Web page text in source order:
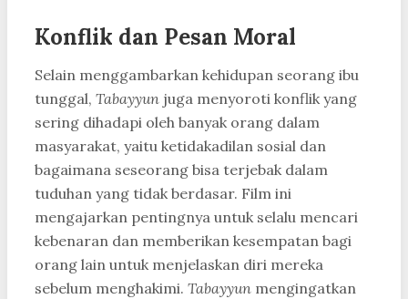
Konflik dan Pesan Moral
Selain menggambarkan kehidupan seorang ibu
tunggal, Tabayyun juga menyoroti konflik yang
sering dihadapi oleh banyak orang dalam
masyarakat, yaitu ketidakadilan sosial dan
bagaimana seseorang bisa terjebak dalam
tuduhan yang tidak berdasar. Film ini
mengajarkan pentingnya untuk selalu mencari
kebenaran dan memberikan kesempatan bagi
orang lain untuk menjelaskan diri mereka
sebelum menghakimi. Tabayyun mengingatkan